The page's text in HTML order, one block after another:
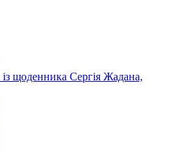
щоденника Сергія Жадана,